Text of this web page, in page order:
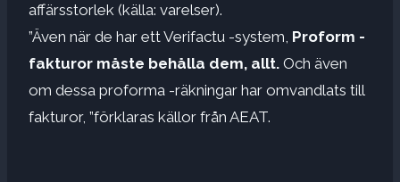
affärsstorlek (källa: varelser).
”Även när de har ett Verifactu -system, Proform -
fakturor måste behålla dem, allt. Och även
om dessa proforma -räkningar har omvandlats till
fakturor, ”förklaras källor från AEAT.